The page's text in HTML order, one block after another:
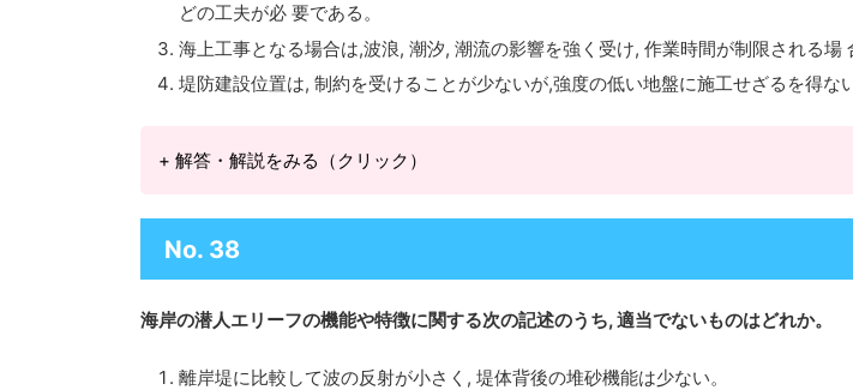
どの工夫が必 要である。
海上工事となる場合は,波浪, 潮汐, 潮流の影響を強く受け, 作業時間が制限される場
堤防建設位置は, 制約を受けることが少ないが,強度の低い地盤に施工せざるを得な
+ 解答・解説をみる（クリック）
No. 38
海岸の潜人エリーフの機能や特徴に関する次の記述のうち, 適当でないものはどれか。
離岸堤に比較して波の反射が小さく, 堤体背後の堆砂機能は少ない。